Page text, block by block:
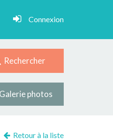
Connexion
Rechercher
photos
Retour à la liste